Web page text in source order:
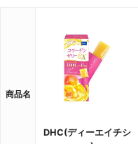
商品名
DHC(ディーエイチシ